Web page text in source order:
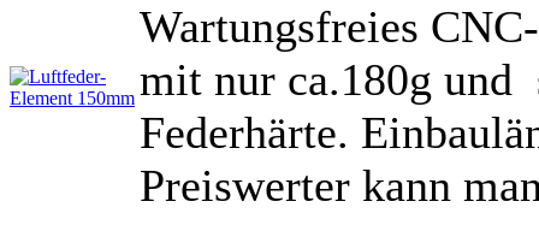
Wartungsfreies
mit nur ca.180g und
Federhärte.
Preiswerter kann